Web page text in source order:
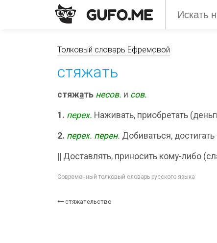
Толковый словарь Ефремовой
стяжать
стяжать несов. и сов.
1. перех. Наживать, приобретать
2. перех. перен. Добиваться,
Доставлять, приносить кому-либо
Современный толковый словарь русского языка
стяжательство